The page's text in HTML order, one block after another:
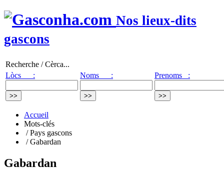
Nos lieux-dits
gascons
Recherche / Cèrca...
Lòcs :
Noms : Prenoms :
Accueil
Mots-clés
/ Pays gascons
/ Gabardan
Gabardan